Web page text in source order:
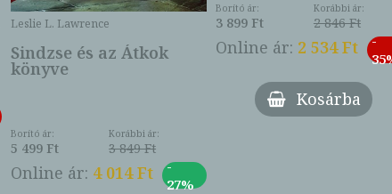
Leslie L. Lawrence
Sindzse és az Átkok
könyve
Borító ár:
5 499 Ft
Korábbi ár:
3 849 Ft
Online ár: 4 014 Ft
-
27%
Borító ár:
3 899 Ft
Korábbi ár:
2 846 Ft
Online ár: 2 534 Ft
-
Kosárba